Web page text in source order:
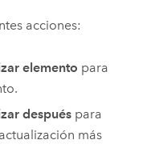
acciones:
elemento para
después para
más